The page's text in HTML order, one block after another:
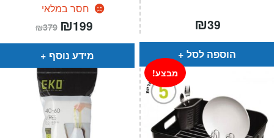
חסר במלאי
₪379 המחיר
המקורי
היה:
₪379.
₪199
הוא:
מידע נוסף
₪39
הוספה לסל
מבצע!